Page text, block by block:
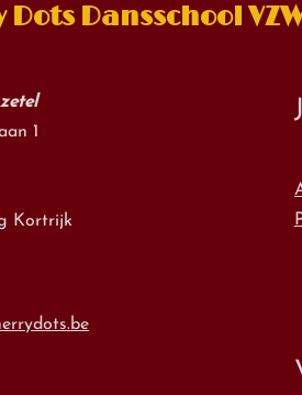
Dots Dansschool
1
Kortrijk